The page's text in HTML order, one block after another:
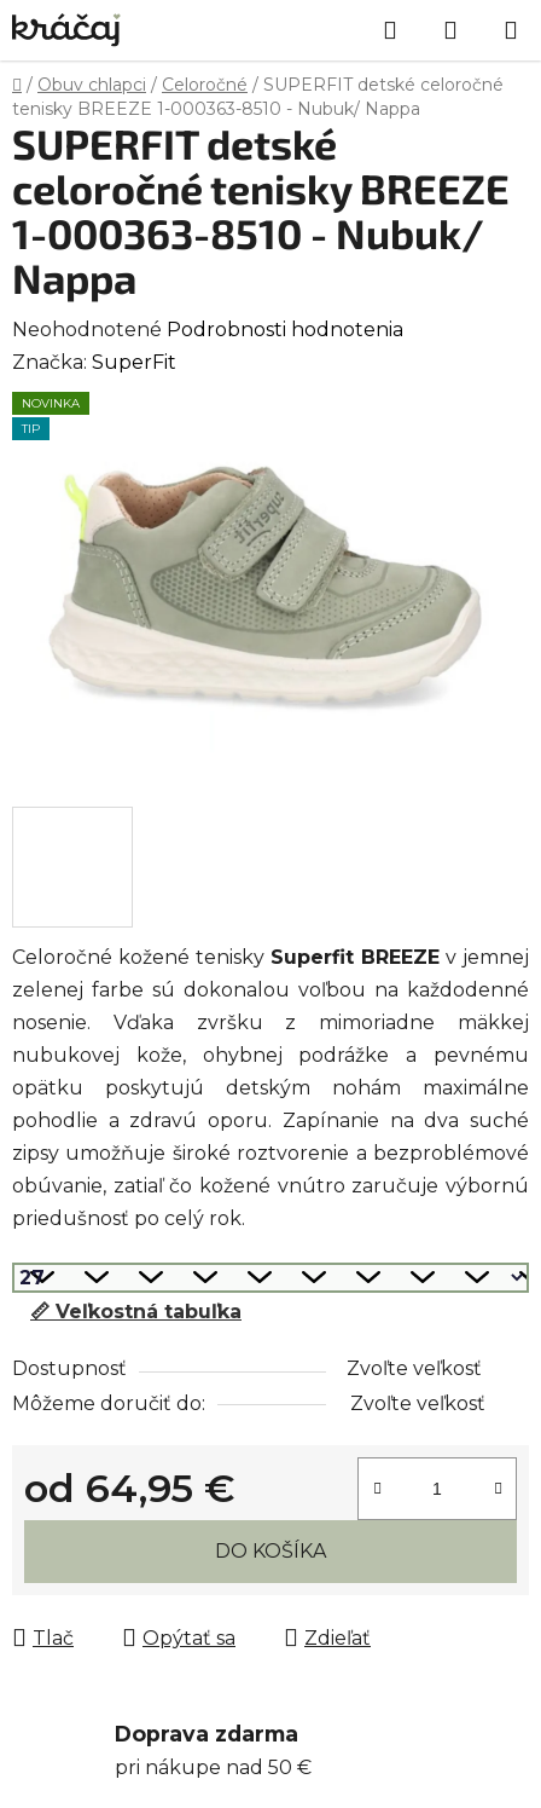
Prejsť
na
obsah
Hľadať
KOŠÍK
Domov
/ Obuv chlapci / Celoročné / SUPERFIT detské celoročné
tenisky BREEZE 1-000363-8510 - Nubuk/ Nappa
Celoročné kožené tenisky Superfit BREEZE v jemnej
zelenej farbe sú dokonalou voľbou na každodenné
nosenie. Vďaka zvršku z mimoriadne mäkkej
nubukovej kože, ohybnej podrážke a pevnému
opätku poskytujú detským nohám maximálne
pohodlie a zdravú oporu. Zapínanie na dva suché
zipsy umožňuje široké roztvorenie a bezproblémové
obúvanie, zatiaľ čo kožené vnútro zaručuje výbornú
priedušnosť po celý rok.
📏 Veľkostná tabuľka
Dostupnosť
Zvoľte veľkosť
Môžeme doručiť do:
Zvoľte veľkosť
od 64,95 €
Jednotková cena:
DO KOŠÍKA
Tlač Opýtať sa Zdieľať
SUPERFIT detské
celoročné tenisky BREEZE
1-000363-8510 - Nubuk/
Nappa
Priemerné
hodnotenie
produktu
je
hviezdičiek.
Neohodnotené Podrobnosti hodnotenia
Značka: SuperFit
NOVINKA
TIP
Doprava zdarma
pri nákupe nad 50 €